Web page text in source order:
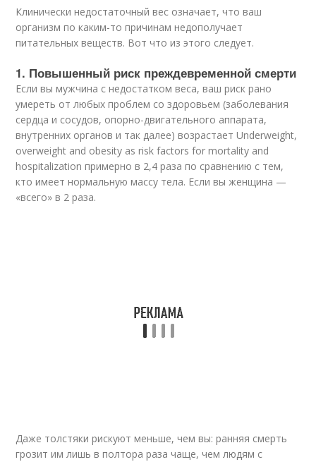
Клинически недостаточный вес означает, что ваш
организм по каким-то причинам недополучает
питательных веществ. Вот что из этого следует.
1. Повышенный риск преждевременной смерти
Если вы мужчина с недостатком веса, ваш риск рано
умереть от любых проблем со здоровьем (заболевания
сердца и сосудов, опорно-двигательного аппарата,
внутренних органов и так далее) возрастаетUnderweight,
overweight and obesity as risk factors for mortality and
hospitalization примерно в 2,4 раза по сравнению с тем,
кто имеет нормальную массу тела. Если вы женщина —
«всего» в 2 раза.
Даже толстяки рискуют меньше, чем вы: ранняя смерть
грозит им лишь в полтора раза чаще, чем людям с